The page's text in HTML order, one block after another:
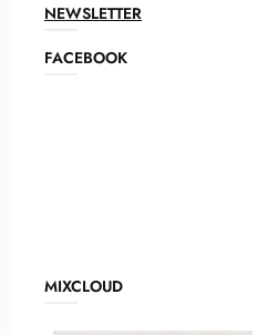
NEWSLETTER
FACEBOOK
MIXCLOUD